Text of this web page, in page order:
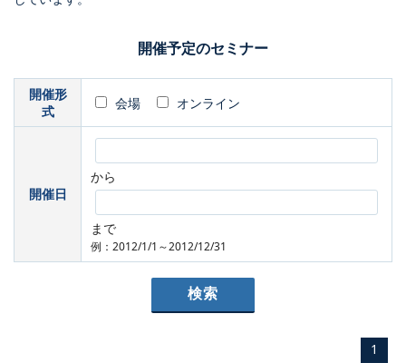
開催予定のセミナー
開催形
式
会場 オンライン
開催日
から
まで
例：2012/1/1～2012/12/31
1